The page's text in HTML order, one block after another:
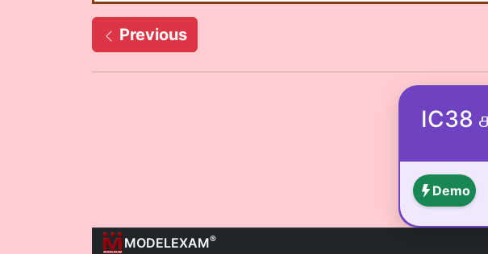
Previous
IC38
Demo
MODELEXAM®